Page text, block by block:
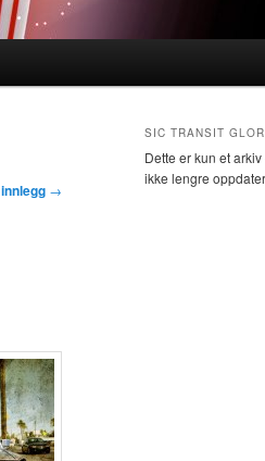
→
SIC TRANSIT
Dette er kun et
ikke lengre